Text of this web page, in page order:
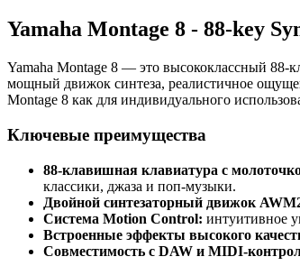
Yamaha Montage 8 - 88-key
Yamaha Montage 8 — это высококлассный 88-
мощный движок синтеза, реалистичное
Montage 8 как для индивидуального
Ключевые преимущества
88-клавишная клавиатура с
классики, джаза и поп-музыки.
Двойной синтезаторный движок
Система Motion Control: интуитивное
Встроенные эффекты высокого
Совместимость с DAW и MIDI-